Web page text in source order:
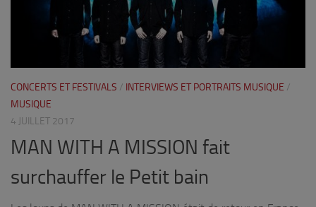
CONCERTS ET FESTIVALS / INTERVIEWS ET PORTRAITS MUSIQUE /
MUSIQUE
4 JUILLET 2017
MAN WITH A MISSION fait
surchauffer le Petit bain